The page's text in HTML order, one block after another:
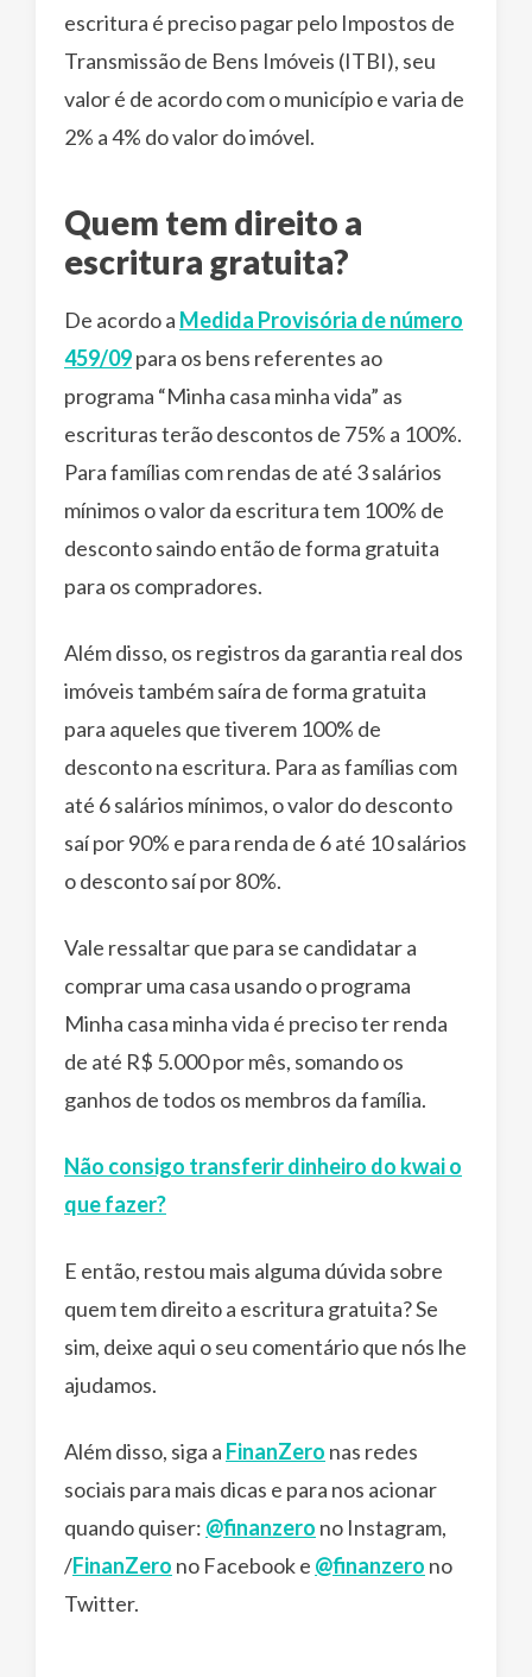
escritura é preciso pagar pelo Impostos de
Transmissão de Bens Imóveis (ITBI), seu
valor é de acordo com o município e varia de
2% a 4% do valor do imóvel.
Quem tem direito a
escritura gratuita?
De acordo a Medida Provisória de número
459/09para os bens referentes ao
programa “Minha casa minha vida” as
escrituras terão descontos de 75% a 100%.
Para famílias com rendas de até 3 salários
mínimos o valor da escritura tem 100% de
desconto saindo então de forma gratuita
para os compradores.
Além disso, os registros da garantia real dos
imóveis também saíra de forma gratuita
para aqueles que tiverem 100% de
desconto na escritura. Para as famílias com
até 6 salários mínimos, o valor do desconto
saí por 90% e para renda de 6 até 10 salários
o desconto saí por 80%.
Vale ressaltar que para se candidatar a
comprar uma casa usando o programa
Minha casa minha vida é preciso ter renda
de até R$ 5.000 por mês, somando os
ganhos de todos os membros da família.
Não consigo transferir dinheiro do kwai o
que fazer?
E então, restou mais alguma dúvida sobre
quem tem direito a escritura gratuita? Se
sim, deixe aqui o seu comentário que nós lhe
ajudamos.
Além disso, siga a FinanZero nas redes
sociais para mais dicas e para nos acionar
quando quiser: @finanzero no Instagram,
/FinanZero no Facebook e @finanzero no
Twitter.